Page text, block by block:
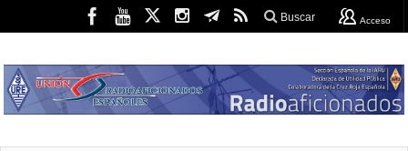
Buscar Acceso